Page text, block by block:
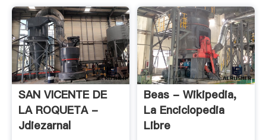
SAN VICENTE DE
LA ROQUETA -
Jdiezarnal
Beas - Wikipedia,
La Enciclopedia
Libre